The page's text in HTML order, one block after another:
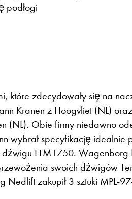
podłogi
które zdecydowały się na
Kranen z Hoogvliet (NL)
(NL). Obie firmy niedawno
wybrał specyfikację idealnie
dźwigu LTM1750. Wagenborg
swoich dźwigów
zakupił 3 sztuki MPL-